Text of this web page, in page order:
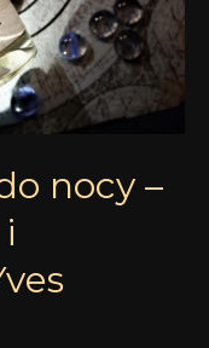
nocy –